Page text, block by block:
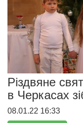
Різдвяне
в Черкасах
08.01.22 16:33